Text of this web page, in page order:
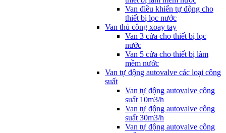
Van điều khiển tự động cho
thiết bị lọc nước
Van thủ công xoay tay
Van 3 cửa cho thiết bị lọc
nước
Van 5 cửa cho thiết bị làm
mềm nước
Van tự động autovalve các loại công
suất
Van tự động autovalve công
suất 10m3/h
Van tự động autovalve công
suất 30m3/h
Van tự động autovalve công